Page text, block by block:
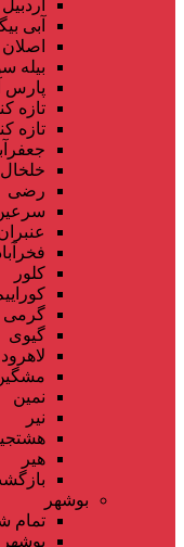
اردبیل
آبی
بیله
پارس
تازه
تازه
خلخال
رضی
کلور
گرمی
گیوی
لاهرود
نمین
نیر
هیر
بوشهر
تمام
بوشهر